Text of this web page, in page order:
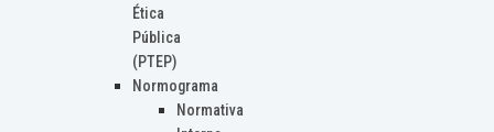
Ética
Pública
(PTEP)
Normograma
Normativa